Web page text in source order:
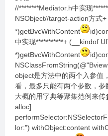
//********Mediator.h中实现
NSObject//target-action方式
*)getBvcWithContent
中实现***********+ (__kindof
*)getBvcWithContent
object是方法中的两个入参值
看，最多只能有两个参数，
大概的用字典等聚集范例来
alloc]
lor:") withObject:content